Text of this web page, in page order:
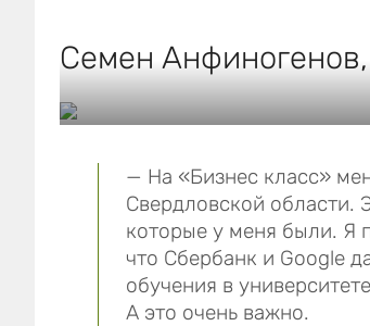
Семен
— На «Бизнес класс»
Свердловской области.
которые у меня были. Я
что Сбербанк и Google
обучения в
А это очень важно.